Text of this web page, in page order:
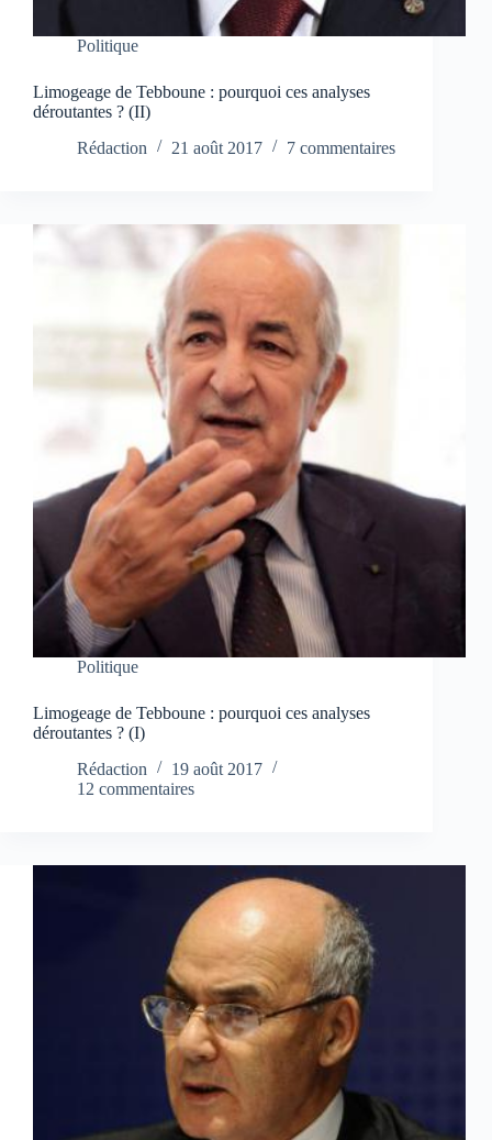
Politique
Limogeage de Tebboune : pourquoi ces analyses
déroutantes ? (II)
Rédaction
21 août 2017 7 commentaires
Politique
Limogeage de Tebboune : pourquoi ces analyses
déroutantes ? (I)
Rédaction
19 août 2017
12 commentaires